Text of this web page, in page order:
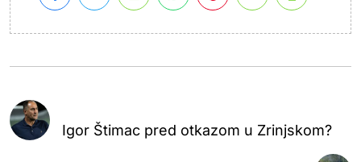
Igor Štimac pred otkazom u Zrinjskom?